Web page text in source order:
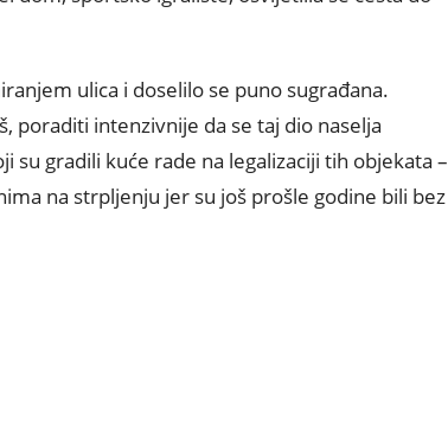
ulica i doselilo se puno sugrađana.
poraditi intenzivnije da se taj dio naselja
su gradili kuće rade na legalizaciji tih objekata –
na strpljenju jer su još prošle godine bili bez